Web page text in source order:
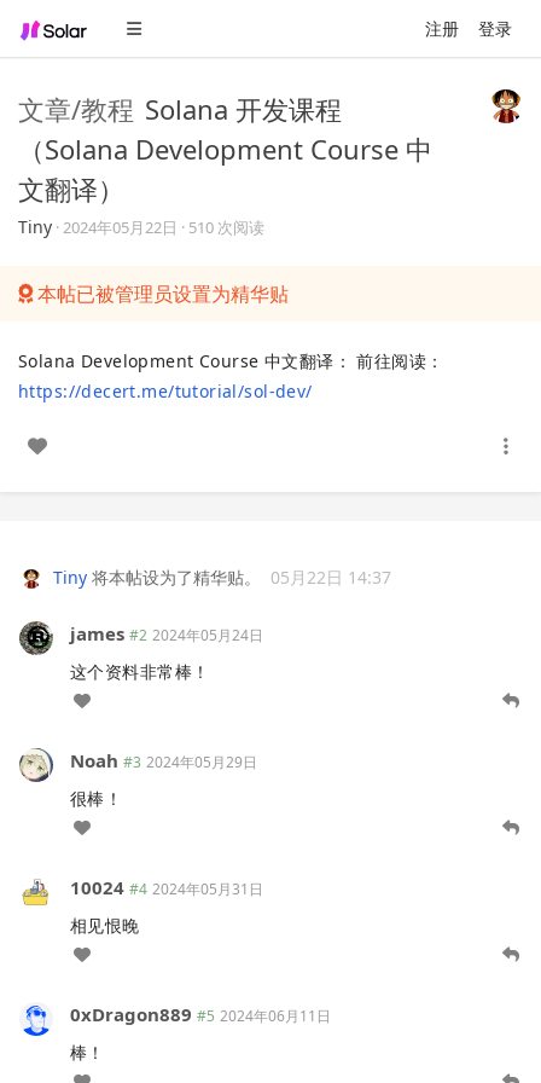
注册 登录
文章/教程 Solana 开发课程
（Solana Development Course 中
文翻译）
Tiny ·2024年05月22日 · 510 次阅读
本帖已被管理员设置为精华贴
Solana Development Course 中文翻译： 前往阅读：
https://decert.me/tutorial/sol-dev/
Tiny 将本帖设为了精华贴。 05月22日 14:37
james #2 2024年05月24日
这个资料非常棒！
Noah #3 2024年05月29日
很棒！
10024 #4 2024年05月31日
相见恨晚
0xDragon889 #5 2024年06月11日
棒！